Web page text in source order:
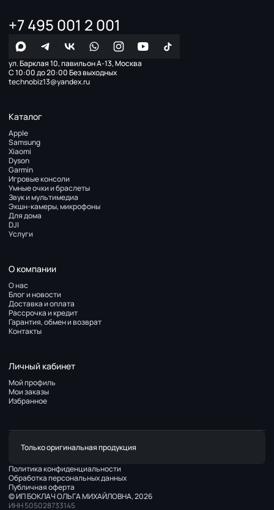
+7 495 001 2 001
ул. Барклая 10, павильон А-13, Москва
С 10:00 до 20:00 Без выходных
technobiz13@yandex.ru
Каталог
Apple
Samsung
Xiaomi
Dyson
Garmin
Игровые консоли
Умные очки и браслеты
Звук и мультимедиа
Экшн-камеры, микрофоны
Для дома
DJI
Услуги
О компании
О нас
Блог и новости
Доставка и оплата
Рассрочка и кредит
Гарантия, обмен и возврат
Контакты
Личный кабинет
Мой профиль
Мои заказы
Избранное
Только оригинальная продукция
Политика конфиденциальности
Обработка персональных данных
Публичная оферта
© ИП БОКЛАЧ ОЛЬГА МИХАЙЛОВНА, 2026
ИНН 505028733145